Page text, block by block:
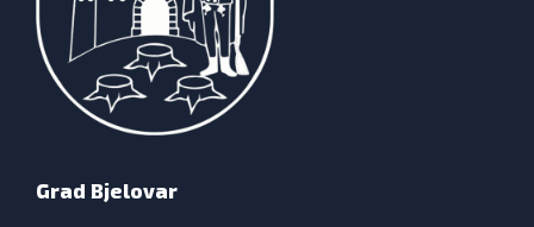
Grad Bjelovar